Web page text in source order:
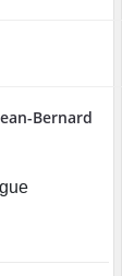
Bernard